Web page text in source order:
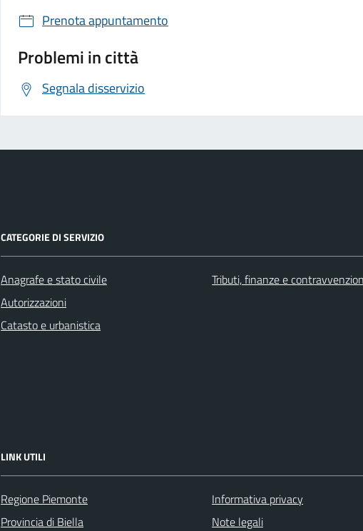
Prenota appuntamento
Problemi in città
Segnala disservizio
CATEGORIE DI SERVIZIO
Anagrafe e stato civile
Autorizzazioni
Catasto e urbanistica
Tributi, finanze e
LINK UTILI
Regione Piemonte
Provincia di Biella
Informativa privacy
Note legali